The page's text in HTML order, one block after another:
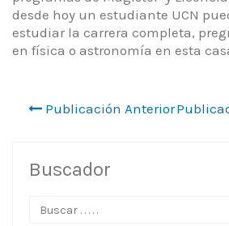
desde hoy un estudiante UCN
estudiar la carrera completa,
en física o astronomía en esta
Publicación Anterior
Buscador